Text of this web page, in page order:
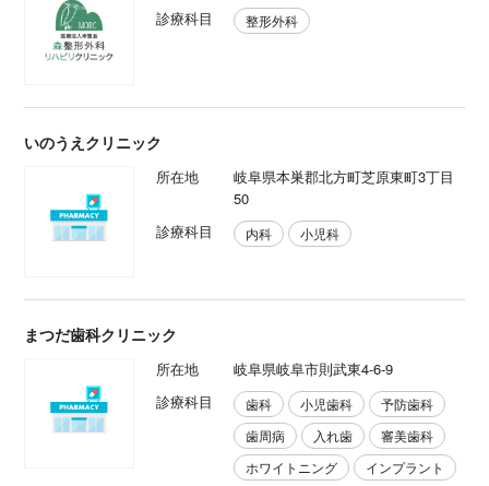
診療科目
整形外科
いのうえクリニック
所在地
岐阜県本巣郡北方町芝原東町3丁目
50
診療科目
内科 小児科
まつだ歯科クリニック
所在地
岐阜県岐阜市則武東4-6-9
診療科目
歯科 小児歯科
予防歯科
歯周病
入れ歯
審美歯科
ホワイトニング
インプラント